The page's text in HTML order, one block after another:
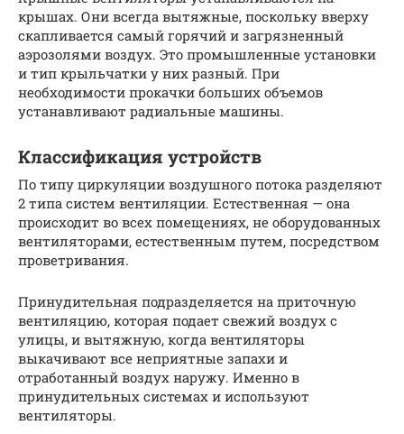
крышах. Они всегда вытяжные, поскольку вверху
скапливается самый горячий и загрязненный
аэрозолями воздух. Это промышленные установки
и тип крыльчатки у них разный. При
необходимости прокачки больших объемов
устанавливают радиальные машины.
Классификация устройств
По типу циркуляции воздушного потока разделяют
2 типа систем вентиляции. Естественная — она
происходит во всех помещениях, не оборудованных
вентиляторами, естественным путем, посредством
проветривания.
Принудительная подразделяется на приточную
вентиляцию, которая подает свежий воздух с
улицы, и вытяжную, когда вентиляторы
выкачивают все неприятные запахи и
отработанный воздух наружу. Именно в
принудительных системах и используют
вентиляторы.